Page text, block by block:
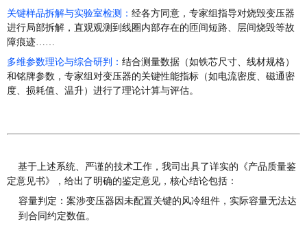
关键样品拆解与实验室检测： 经各方同意，专家组指导对烧毁变压器
进行局部拆解，直观观测到线圈内部存在的匝间短路、层间烧毁等故
障痕迹……
多维参数理论与综合研判： 结合测量数据（如铁芯尺寸、线材规格）
和铭牌参数，专家组对变压器的关键性能指标（如电流密度、磁通密
度、损耗值、温升）进行了理论计算与评估。
基于上述系统、严谨的技术工作，我司出具了详实的《产品质量鉴
定意见书》，给出了明确的鉴定意见，核心结论包括：
容量判定：案涉变压器因未配置关键的风冷组件，实际容量无法达
到合同约定数值。